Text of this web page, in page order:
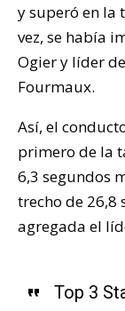
y superó en la
vez, se había
Ogier y líder
Fourmaux.
Así, el
primero de la
6,3 segundos
trecho de 26,8
agregada el
Top 3